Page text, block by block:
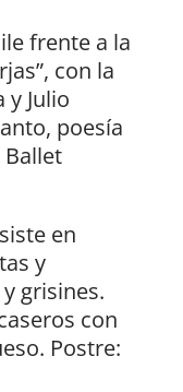
frente a la
con la
Julio
poesía
en
y
grisines.
con
Postre: